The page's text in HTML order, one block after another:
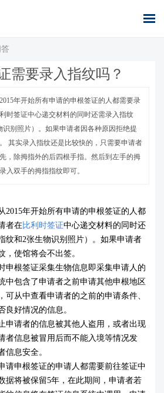
证案例
库需要录入指纹吗？
年开始所有申请的申根签证的人都需要录
时签证中心递交材料的同时还需录入指纹
识别照片）。如果申请者因各种原因拒绝提
其实录入指纹还是比较快的，只需要申请者
，除拇指外的后四根手指。然后到左手的拇
入双手的拇指指纹即可。
2015年开始所有申请的申根签证的人都
者在比利时签证中心递交材料的同时还
纹和2张生物识别照片）。如果申请者
，使馆将会不出签。
申根签证采集生物信息即采集申请人的
中包含了申请者之前申请其他申根地区
可从中查看申请者的之前的申请条件、
良好情况的信息。
申请者的信息被其他人盗用，或者出现
者信息被冒用后而不能入境等情况发
信息安全。
请申根签证的申请人都需要前往签证中
据将被保留5年，在此期间，申请者若